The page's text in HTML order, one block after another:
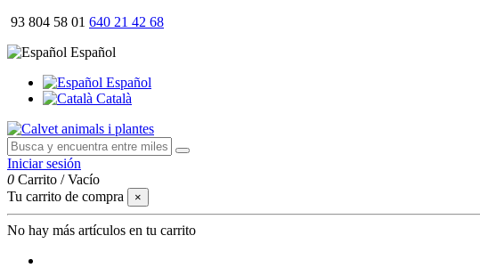
93 804 58 01 640 21 42 68
Español
Español
Català
Iniciar sesión
0 Carrito /Vacío
Tu carrito de compra
×
No hay más artículos en tu carrito